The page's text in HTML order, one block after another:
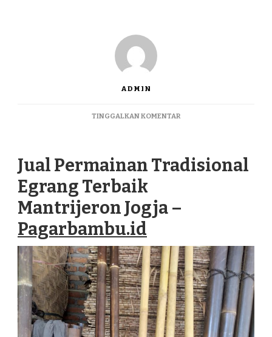
ADMIN
TINGGALKAN KOMENTARPADA
EGRANG
TERBAIK
Jual Permainan Tradisional
Egrang Terbaik
Mantrijeron Jogja –
Pagarbambu.id